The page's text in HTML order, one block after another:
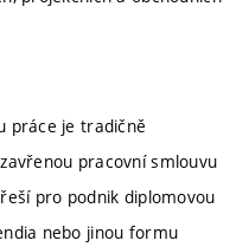
práce je tradičně
pracovní smlouvu
pro podnik diplomovou
nebo jinou formu